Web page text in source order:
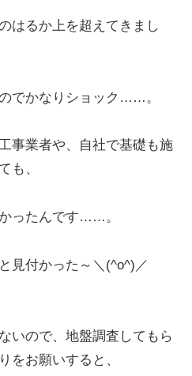
はるか上を超えてきまし
でかなりショック……。
事業者や、自社で基礎も施
も、
ったんです……。
見付かった～＼(^o^)／
いので、地盤調査してもら
をお願いすると、